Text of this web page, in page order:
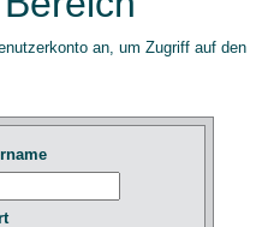
an, um Zugriff auf den